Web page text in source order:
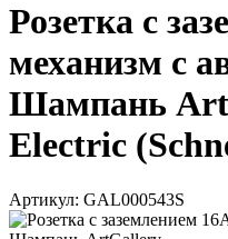
Розетка с
механизм с
Шампань
Electric
Артикул: GAL000543S